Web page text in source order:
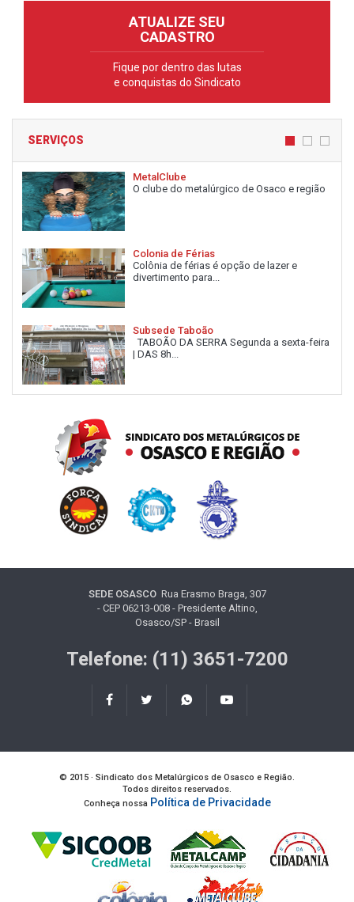
ATUALIZE SEU
CADASTRO
Fique por dentro das lutas
e conquistas do Sindicato
SERVIÇOS
MetalClube
O clube do metalúrgico de Osaco e região
Colonia de Férias
Colônia de férias é opção de lazer e
divertimento para...
Subsede Taboão
TABOÃO DA SERRA Segunda a sexta-feira
| DAS 8h...
SEDE OSASCORua Erasmo Braga, 307
- CEP 06213-008 - Presidente Altino,
Osasco/SP - Brasil
Telefone: (11) 3651-7200
© 2015 · Sindicato dos Metalúrgicos de Osasco e Região.
Todos direitos reservados.
Conheça nossa Política de Privacidade